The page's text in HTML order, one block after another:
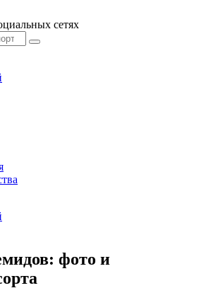
сетях
фото и